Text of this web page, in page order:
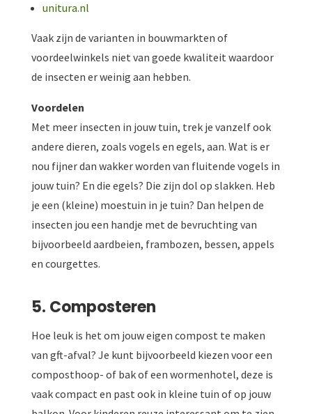
unitura.nl
Vaak zijn de varianten in bouwmarkten of
voordeelwinkels niet van goede kwaliteit waardoor
de insecten er weinig aan hebben.
Voordelen
Met meer insecten in jouw tuin, trek je vanzelf ook
andere dieren, zoals vogels en egels, aan. Wat is er
nou fijner dan wakker worden van fluitende vogels in
jouw tuin? En die egels? Die zijn dol op slakken. Heb
je een (kleine) moestuin in je tuin? Dan helpen de
insecten jou een handje met de bevruchting van
bijvoorbeeld aardbeien, frambozen, bessen, appels
en courgettes.
5. Composteren
Hoe leuk is het om jouw eigen compost te maken
van gft-afval? Je kunt bijvoorbeeld kiezen voor een
composthoop- of bak of een wormenhotel, deze is
vaak compact en past ook in kleine tuin of op jouw